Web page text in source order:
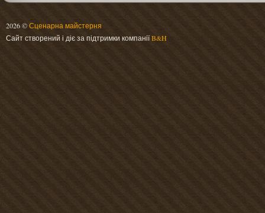
2026 ©Сценарна майстерня
Сайт створений і діє за підтримки компаніїB&H